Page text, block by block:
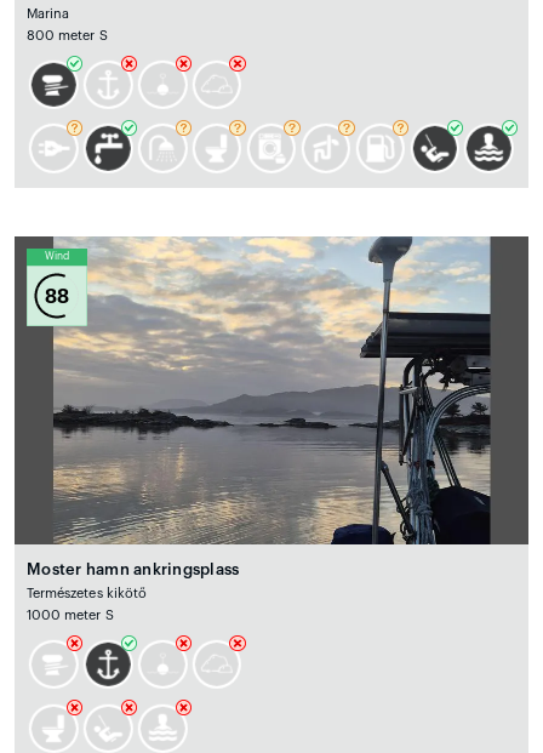
Marina
800 meter S
Wind
88
Moster hamn ankringsplass
Természetes kikötő
1000 meter S